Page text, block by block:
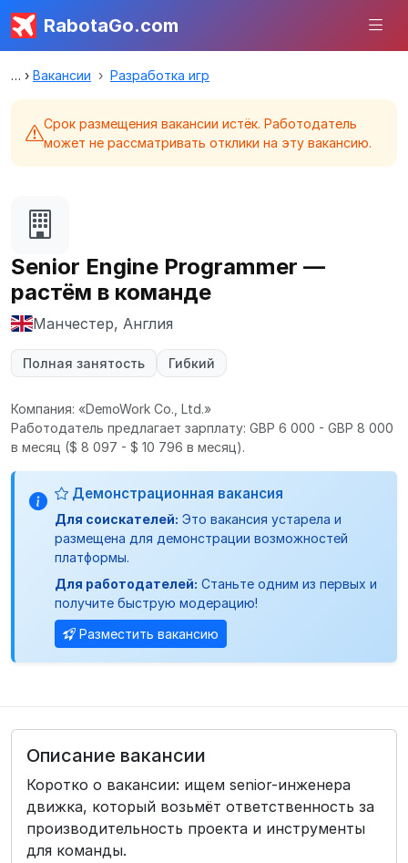
RabotaGo.com
Вакансии Разработка игр
Срок размещения вакансии истёк. Работодатель
может не рассматривать отклики на эту вакансию.
Senior Engine Programmer —
растём в команде
Манчестер, Англия
Полная занятость Гибкий
Компания: «DemoWork Co., Ltd.»
Работодатель предлагает зарплату: GBP 6 000 - GBP 8 000
в месяц ($ 8 097 - $ 10 796 в месяц).
Демонстрационная вакансия
Для соискателей: Это вакансия устарела и
размещена для демонстрации возможностей
платформы.
Для работодателей: Станьте одним из первых и
получите быструю модерацию!
Разместить вакансию
Описание вакансии
Коротко о вакансии: ищем senior-инженера
движка, который возьмёт ответственность за
производительность проекта и инструменты
для команды.